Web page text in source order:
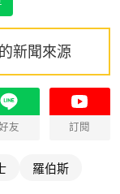
新聞來源
友 訂閱
羅伯斯